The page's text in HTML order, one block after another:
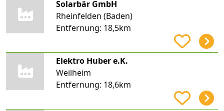
Solarbär GmbH
Rheinfelden (Baden)
Entfernung: 18,5km
Elektro Huber e.K.
Weilheim
Entfernung: 18,6km